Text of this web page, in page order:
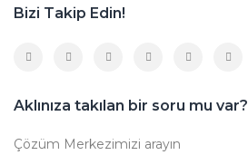
Bizi Takip Edin!
Aklınıza takılan bir soru mu var?
Çözüm Merkezimizi arayın